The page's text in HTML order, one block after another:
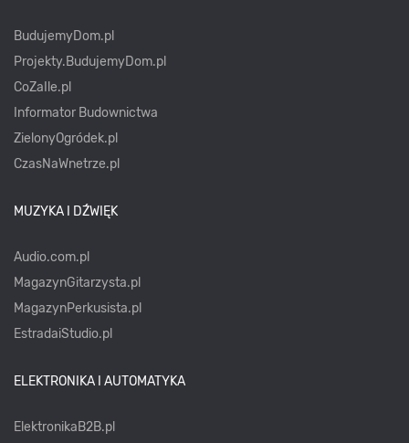
BudujemyDom.pl
Projekty.BudujemyDom.pl
CoZaIle.pl
Informator Budownictwa
ZielonyOgródek.pl
CzasNaWnetrze.pl
MUZYKA I DŹWIĘK
Audio.com.pl
MagazynGitarzysta.pl
MagazynPerkusista.pl
EstradaiStudio.pl
ELEKTRONIKA I AUTOMATYKA
ElektronikaB2B.pl